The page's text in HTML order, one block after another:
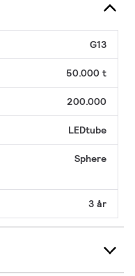
G13
50.000 t
200.000
LEDtube
Sphere
3 år